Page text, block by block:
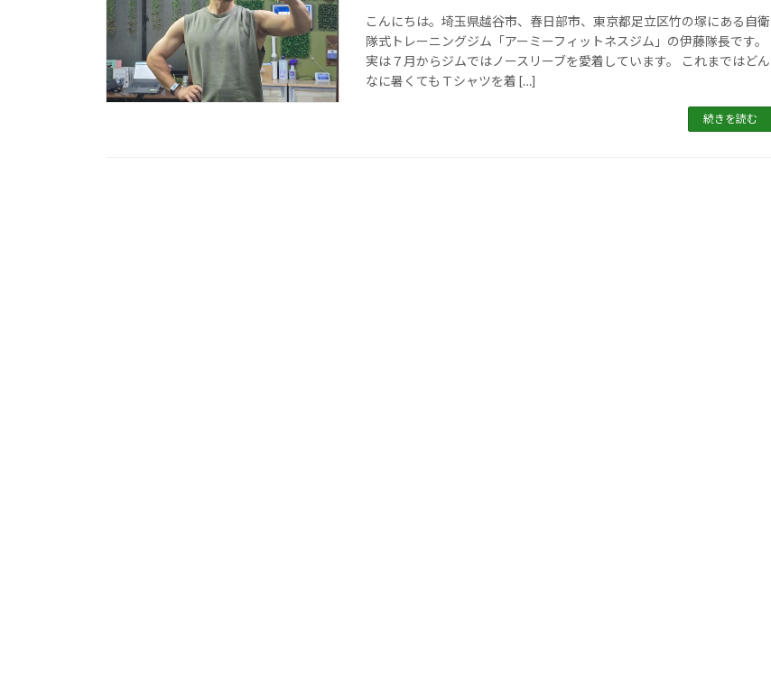
こんにちは。埼玉県越谷市、春日部市、東京都足立区竹の塚にある自衛
隊式トレーニングジム「アーミーフィットネスジム」の伊藤隊長です。
実は７月からジムではノースリーブを愛着しています。 これまではどん
なに暑くてもＴシャツを着 […]
続きを読む